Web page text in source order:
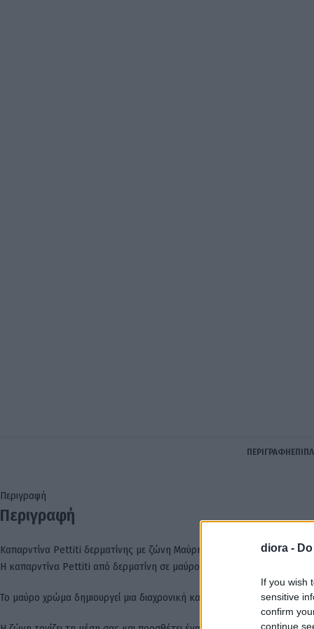
diora -
If you wish
sensitive
confirm
continue
ΠΕΡΙΓΡΑΦΉ
Περιγραφή
Περιγραφή
Καπαρντίνα Pettiti δερματίνης με ζώνη Μαύρη
Η καπαρντίνα Pettiti από δερματίνη σε μαύρο χρώμα με ζώνη είναι μια
Το μαύρο χρώμα δημιουργεί μια διαχρονική και κομψή αισθητική, ενώ